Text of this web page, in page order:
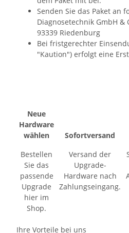
Senden Sie das Paket an
Diagnosetechnik GmbH &
93339 Riedenburg
Bei fristgerechter
"Kaution") erfolgt eine
Neue
Hardware
wählen
Bestellen
Sie das
passende
Upgrade
hier im
Shop.
Sofortversand
Versand der
Upgrade-
Hardware nach
Zahlungseingang.
Ihre Vorteile bei uns